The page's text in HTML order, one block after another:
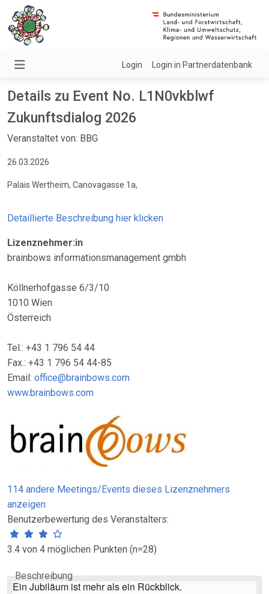
Login Login in Partnerdatenbank
Details zu Event No. L1N0vkblwf
Zukunftsdialog 2026
Veranstaltet von: BBG
26.03.2026
Palais Wertheim, Canovagasse 1a,
Detaillierte Beschreibung hier klicken
Lizenznehmer:in
brainbows informationsmanagement gmbh
Köllnerhofgasse 6/3/10
1010 Wien
Österreich
Tel.: +43 1 796 54 44
Fax.: +43 1 796 54 44-85
Email: office@brainbows.com
www.brainbows.com
114 andere Meetings/Events dieses Lizenznehmers
anzeigen
Benutzerbewertung des Veranstalters:
3.4 von 4 möglichen Punkten (n=28)
Beschreibung
Ein Jubiläum ist mehr als ein Rückblick.